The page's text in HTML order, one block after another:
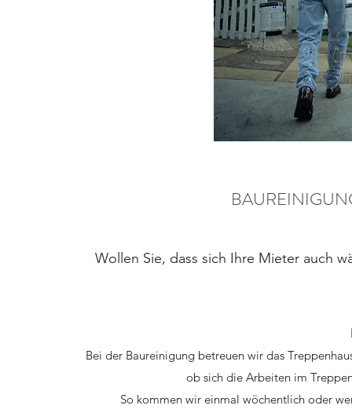
Wollen Sie, dass sich Ihre Mieter auch
Bei der Baureinigung betreuen wir das
ob sich die Arbeiten im
So kommen wir einmal wöchentlich oder